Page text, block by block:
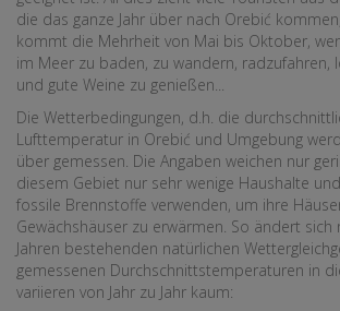
die das ganze Jahr über nach Orebić
kommt die Mehrheit von Mai bis Oktober,
im Meer zu baden, zu wandern, radzufahren,
und gute Weine zu genießen...
Die Wetterbedingungen, d.h. die
Lufttemperatur in Orebić und Umgebung
über gemessen. Die Angaben weichen nur
diesem Gebiet nur sehr wenige Haushalte
fossile Brennstoffe verwenden, um ihre
Gewächshäuser zu erwärmen. So ändert
Jahren bestehenden natürlichen
gemessenen Durchschnittstemperaturen in
variieren von Jahr zu Jahr kaum: